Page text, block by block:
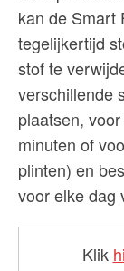
kan de Smart
tegelijkertijd
stof te
verschillende
plaatsen,
minuten of
plinten) en
voor elke dag
Klik